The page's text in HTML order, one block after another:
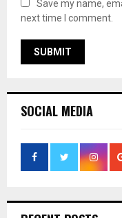
Save my name,
next time I comment.
SOCIAL MEDIA